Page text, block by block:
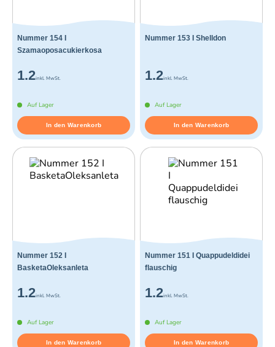
Nummer 154 I
Szamaoposacukierkosa
1.2inkl. MwSt.
Auf Lager
In den Warenkorb
Nummer 153 I Shelldon
1.2inkl. MwSt.
Auf Lager
In den Warenkorb
Nummer 152 I
BasketaOleksanleta
1.2inkl. MwSt.
Auf Lager
In den Warenkorb
Nummer 151 I Quappudeldidei
flauschig
1.2inkl. MwSt.
Auf Lager
In den Warenkorb